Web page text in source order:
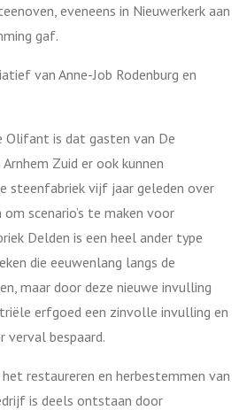
eveneens in Nieuwerkerk aan
gaf.
van Anne-Job Rodenburg en
Olifant is dat gasten van De
Zuid er ook kunnen
steenfabriek vijf jaar geleden over
scenario’s te maken voor
Delden is een heel ander type
die eeuwenlang langs de
maar door deze nieuwe invulling
erfgoed een zinvolle invulling en
bespaard.
het restaureren en herbestemmen van
is deels ontstaan door